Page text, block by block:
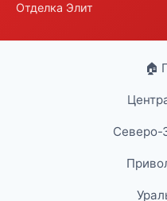
Отделка Элит
🏠